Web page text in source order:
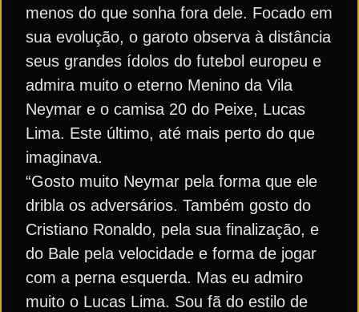
menos do que sonha fora dele. Focado em
sua evolução, o garoto observa à distância
seus grandes ídolos do futebol europeu e
admira muito o eterno Menino da Vila
Neymar e o camisa 20 do Peixe, Lucas
Lima. Este último, até mais perto do que
imaginava.
“Gosto muito Neymar pela forma que ele
dribla os adversários. Também gosto do
Cristiano Ronaldo, pela sua finalização, e
do Bale pela velocidade e forma de jogar
com a perna esquerda. Mas eu admiro
muito o Lucas Lima. Sou fã do estilo de